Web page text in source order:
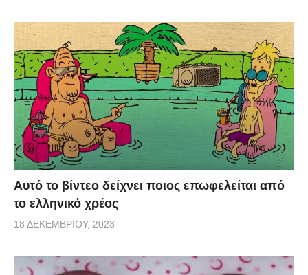
Αυτό το βίντεο δείχνει ποιος επωφελείται από
το ελληνικό χρέος
18 ΔΕΚΕΜΒΡΊΟΥ, 2023